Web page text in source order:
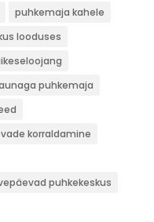
puhkemaja kahele
looduses
puhkemaja
korraldamine
puhkekeskus